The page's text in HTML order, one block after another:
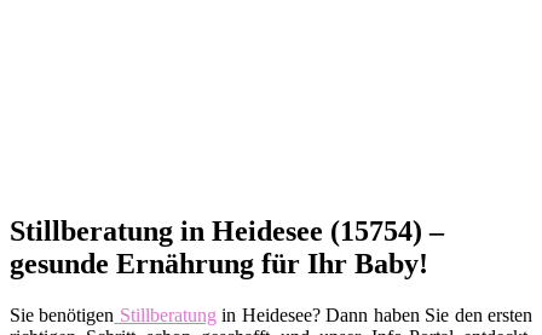
Stillberatung in Heidesee (15754) –
gesunde Ernährung für Ihr Baby!
Sie benötigen Stillberatung in Heidesee? Dann haben Sie den ersten